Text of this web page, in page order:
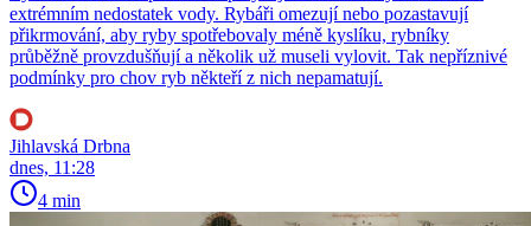
extrémním nedostatek vody. Rybáři omezují nebo pozastavují
přikrmování, aby ryby spotřebovaly méně kyslíku, rybníky
průběžně provzdušňují a několik už museli vylovit. Tak nepříznivé
podmínky pro chov ryb někteří z nich nepamatují.
Jihlavská Drbna
dnes, 11:28
4 min